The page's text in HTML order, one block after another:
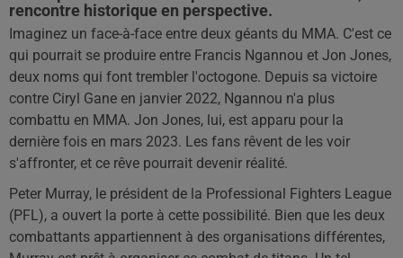
rencontre historique en perspective.
Imaginez un face-à-face entre deux géants du MMA. C'est ce
qui pourrait se produire entre Francis Ngannou et Jon Jones,
deux noms qui font trembler l'octogone. Depuis sa victoire
contre Ciryl Gane en janvier 2022, Ngannou n'a plus
combattu en MMA. Jon Jones, lui, est apparu pour la
dernière fois en mars 2023. Les fans rêvent de les voir
s'affronter, et ce rêve pourrait devenir réalité.
Peter Murray, le président de la Professional Fighters League
(PFL), a ouvert la porte à cette possibilité. Bien que les deux
combattants appartiennent à des organisations différentes,